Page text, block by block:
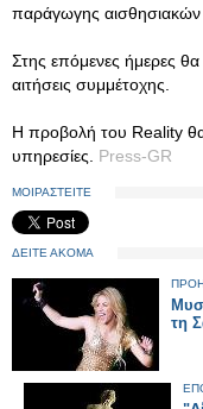
παράγωγης αισθησιακών
Στης επόμενες ήμερες θα
αιτήσεις συμμέτοχης.
Η προβολή του Reality θα
υπηρεσίες. Press-GR
ΜΟΙΡΑΣΤΕΙΤΕ
ΔΕΙΤΕ ΑΚΟΜΑ
τη